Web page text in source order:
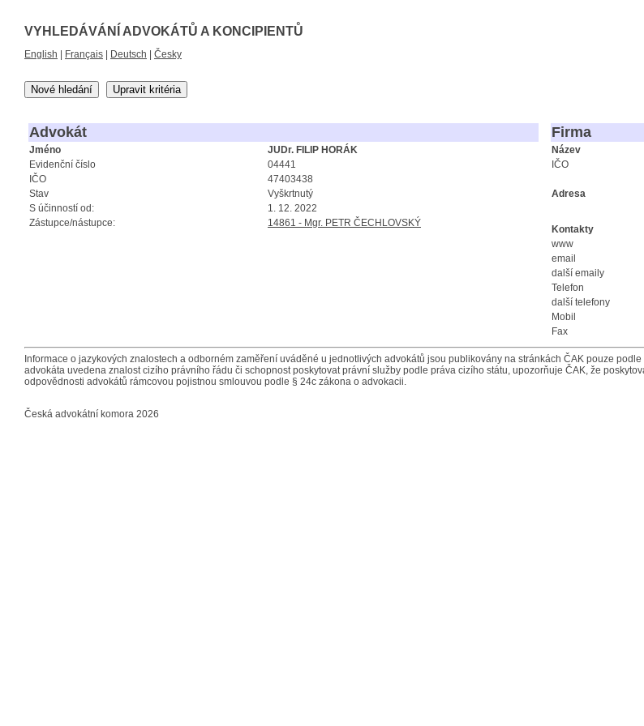
VYHLEDÁVÁNÍ ADVOKÁTŮ A KONCIPIENTŮ
English Français Deutsch Česky
Nové hledání Upravit kritéria
Advokát
Jméno
JUDr. FILIP HORÁK
Evidenční číslo
04441
IČO
47403438
Stav
Vyškrtnutý
S účinností od:
1. 12. 2022
Zástupce/nástupce:
14861 - Mgr. PETR ČECHLOVSKÝ
Firma
Název
IČO
Adresa
Kontakty
www
email
další emaily
Telefon
další telefony
Mobil
Fax
Informace o jazykových znalostech a odborném zaměření uváděné u jednotlivých advokátů jsou publikovány na stránkách ČAK pouze
advokáta uvedena znalost cizího právního řádu či schopnost poskytovat právní služby podle práva cizího státu, upozorňuje ČAK, že
odpovědnosti advokátů rámcovou pojistnou smlouvou podle § 24c zákona o advokacii.
Česká advokátní komora 2026